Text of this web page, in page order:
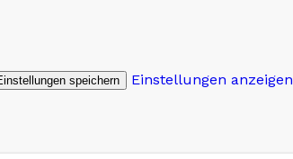
speichern
Einstellungen anzeigen